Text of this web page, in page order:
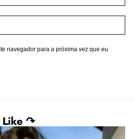
navegador para a próxima vez que eu
Like ↷